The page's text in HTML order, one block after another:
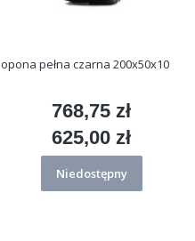
opona pełna czarna 200x50x10
Cena
768,75 zł
Cena
625,00 zł
Niedostępny